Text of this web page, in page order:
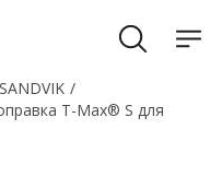
T-Max® S для